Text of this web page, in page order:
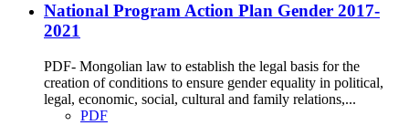
National Program Action Plan Gender 2017-
2021
PDF- Mongolian law to establish the legal basis for the
creation of conditions to ensure gender equality in political,
legal, economic, social, cultural and family relations,...
PDF